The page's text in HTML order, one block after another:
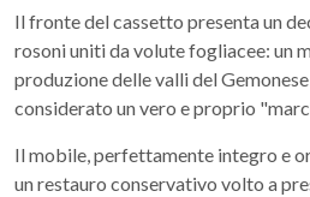
Il fronte del cassetto presenta un
rosoni uniti da volute fogliacee: un
produzione delle valli del
considerato un vero e proprio
Il mobile, perfettamente integro e
un restauro conservativo volto a